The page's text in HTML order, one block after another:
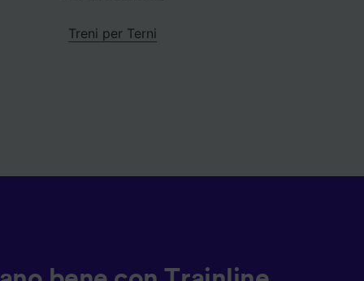
Treni per Terni